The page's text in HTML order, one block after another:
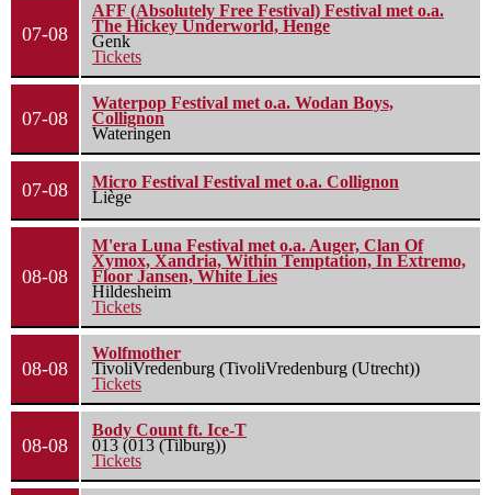
07-08
AFF (Absolutely Free Festival) Festival met o.a.
The Hickey Underworld, Henge
Genk
Tickets
07-08
Waterpop Festival met o.a. Wodan Boys,
Collignon
Wateringen
07-08
Micro Festival Festival met o.a. Collignon
Liège
08-08
M'era Luna Festival met o.a. Auger, Clan Of
Xymox, Xandria, Within Temptation, In Extremo,
Floor Jansen, White Lies
Hildesheim
Tickets
08-08
Wolfmother
TivoliVredenburg (TivoliVredenburg (Utrecht))
Tickets
08-08
Body Count ft. Ice-T
013 (013 (Tilburg))
Tickets